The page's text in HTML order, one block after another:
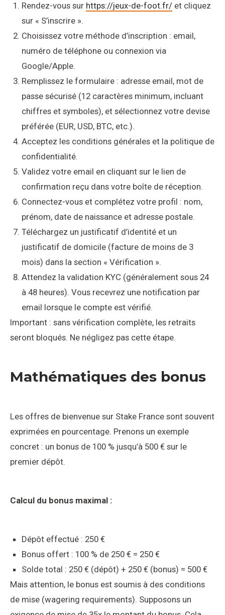
Rendez-vous sur https://jeux-de-foot.fr/ et cliquez
sur « S’inscrire ».
Choisissez votre méthode d’inscription : email,
numéro de téléphone ou connexion via
Google/Apple.
Remplissez le formulaire : adresse email, mot de
passe sécurisé (12 caractères minimum, incluant
chiffres et symboles), et sélectionnez votre devise
préférée (EUR, USD, BTC, etc.).
Acceptez les conditions générales et la politique de
confidentialité.
Validez votre email en cliquant sur le lien de
confirmation reçu dans votre boîte de réception.
Connectez-vous et complétez votre profil : nom,
prénom, date de naissance et adresse postale.
Téléchargez un justificatif d’identité et un
justificatif de domicile (facture de moins de 3
mois) dans la section « Vérification ».
Attendez la validation KYC (généralement sous 24
à 48 heures). Vous recevrez une notification par
email lorsque le compte est vérifié.
Important : sans vérification complète, les retraits
seront bloqués. Ne négligez pas cette étape.
Mathématiques des bonus
Les offres de bienvenue sur Stake France sont souvent
exprimées en pourcentage. Prenons un exemple
concret : un bonus de 100 % jusqu’à 500 € sur le
premier dépôt.
Calcul du bonus maximal :
Dépôt effectué : 250 €
Bonus offert : 100 % de 250 € = 250 €
Solde total : 250 € (dépôt) + 250 € (bonus) = 500 €
Mais attention, le bonus est soumis à des conditions
de mise (wagering requirements). Supposons un